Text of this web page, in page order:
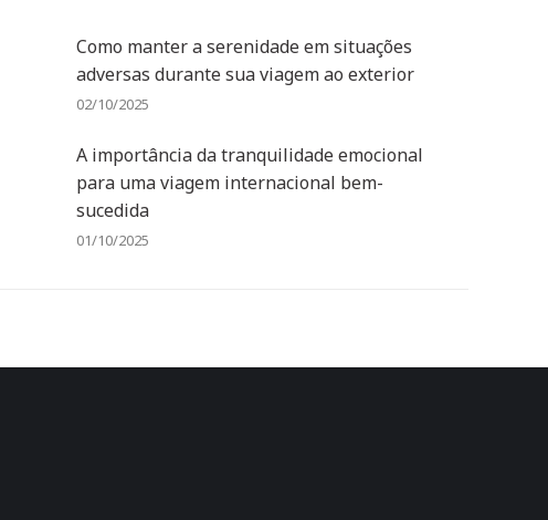
Como manter a serenidade em situações
adversas durante sua viagem ao exterior
02/10/2025
A importância da tranquilidade emocional
para uma viagem internacional bem-
sucedida
01/10/2025